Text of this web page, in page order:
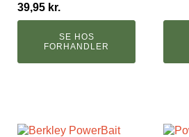
39,95 kr.
SE HOS
FORHANDLER